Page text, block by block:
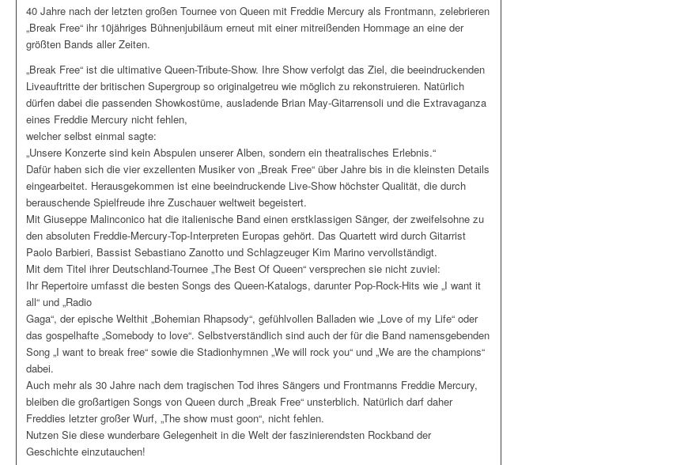
40 Jahre nach der letzten großen Tournee von Queen mit Freddie Mercury als Frontmann, zelebrieren
„Break Free“ ihr 10jähriges Bühnenjubiläum erneut mit einer mitreißenden Hommage an eine der
größten Bands aller Zeiten.
„Break Free“ ist die ultimative Queen-Tribute-Show. Ihre Show verfolgt das Ziel, die beeindruckenden
Liveauftritte der britischen Supergroup so originalgetreu wie möglich zu rekonstruieren. Natürlich
dürfen dabei die passenden Showkostüme, ausladende Brian May-Gitarrensoli und die Extravaganza
eines Freddie Mercury nicht fehlen,
welcher selbst einmal sagte:
„Unsere Konzerte sind kein Abspulen unserer Alben, sondern ein theatralisches Erlebnis.“
Dafür haben sich die vier exzellenten Musiker von „Break Free“ über Jahre bis in die kleinsten Details
eingearbeitet. Herausgekommen ist eine beeindruckende Live-Show höchster Qualität, die durch
berauschende Spielfreude ihre Zuschauer weltweit begeistert.
Mit Giuseppe Malinconico hat die italienische Band einen erstklassigen Sänger, der zweifelsohne zu
den absoluten Freddie-Mercury-Top-Interpreten Europas gehört. Das Quartett wird durch Gitarrist
Paolo Barbieri, Bassist Sebastiano Zanotto und Schlagzeuger Kim Marino vervollständigt.
Mit dem Titel ihrer Deutschland-Tournee „The Best Of Queen“ versprechen sie nicht zuviel:
Ihr Repertoire umfasst die besten Songs des Queen-Katalogs, darunter Pop-Rock-Hits wie „I want it
all“ und „Radio
Gaga“, der epische Welthit „Bohemian Rhapsody“, gefühlvollen Balladen wie „Love of my Life“ oder
das gospelhafte „Somebody to love“. Selbstverständlich sind auch der für die Band namensgebenden
Song „I want to break free“ sowie die Stadionhymnen „We will rock you“ und „We are the champions“
dabei.
Auch mehr als 30 Jahre nach dem tragischen Tod ihres Sängers und Frontmanns Freddie Mercury,
bleiben die großartigen Songs von Queen durch „Break Free“ unsterblich. Natürlich darf daher
Freddies letzter großer Wurf, „The show must goon“, nicht fehlen.
Nutzen Sie diese wunderbare Gelegenheit in die Welt der faszinierendsten Rockband der
Geschichte einzutauchen!